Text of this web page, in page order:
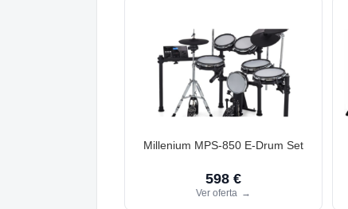
Millenium MPS-850 E-Drum Set
598 €
Ver oferta →